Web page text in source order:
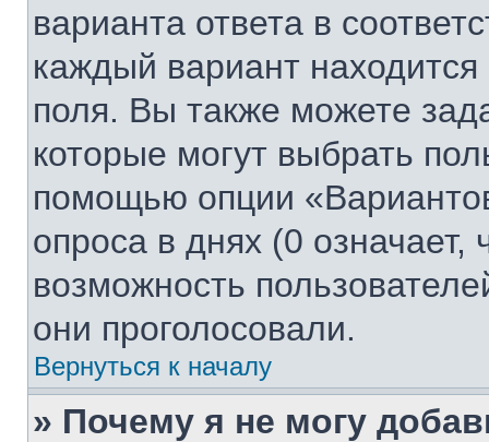
варианта ответа в
каждый вариант находится
поля. Вы также можете
которые могут выбрать
помощью опции
опроса в днях (0
возможность
они проголосовали.
Вернуться к началу
» Почему я не могу